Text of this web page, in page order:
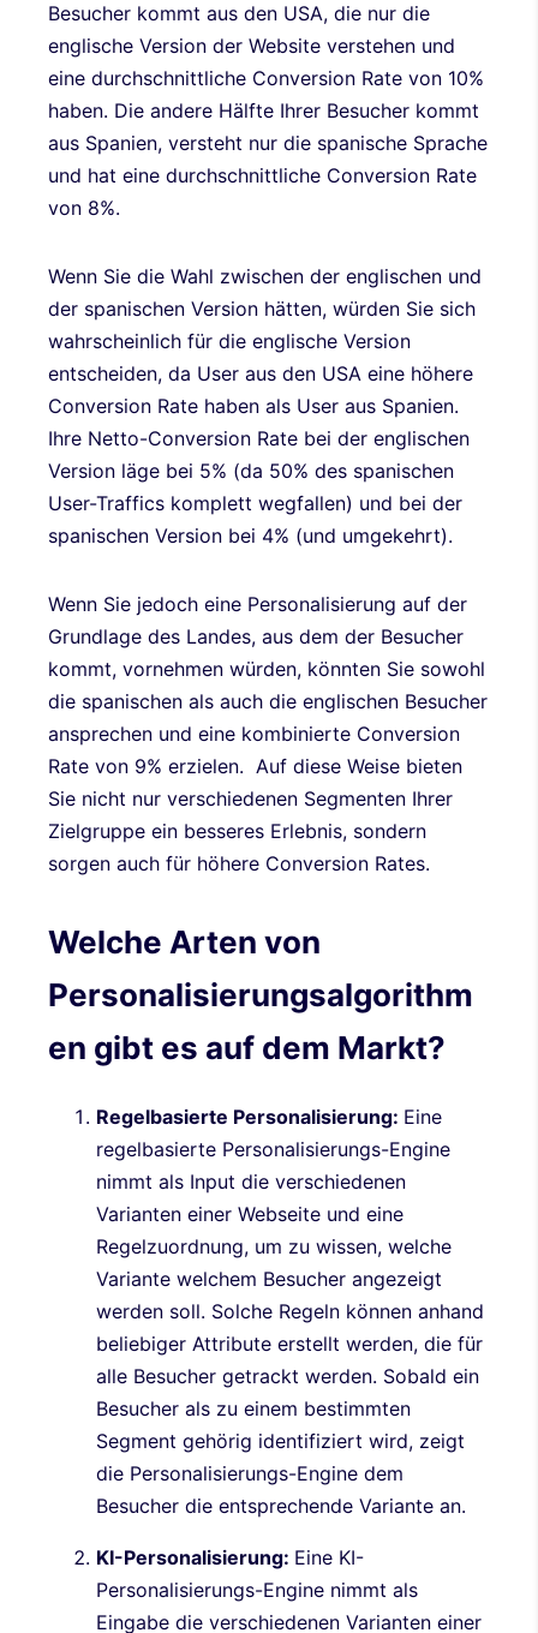
Besucher kommt aus den USA, die nur die
englische Version der Website verstehen und
eine durchschnittliche Conversion Rate von 10%
haben. Die andere Hälfte Ihrer Besucher kommt
aus Spanien, versteht nur die spanische Sprache
und hat eine durchschnittliche Conversion Rate
von 8%.
Wenn Sie die Wahl zwischen der englischen und
der spanischen Version hätten, würden Sie sich
wahrscheinlich für die englische Version
entscheiden, da User aus den USA eine höhere
Conversion Rate haben als User aus Spanien.
Ihre Netto-Conversion Rate bei der englischen
Version läge bei 5% (da 50% des spanischen
User-Traffics komplett wegfallen) und bei der
spanischen Version bei 4% (und umgekehrt).
Wenn Sie jedoch eine Personalisierung auf der
Grundlage des Landes, aus dem der Besucher
kommt, vornehmen würden, könnten Sie sowohl
die spanischen als auch die englischen Besucher
ansprechen und eine kombinierte Conversion
Rate von 9% erzielen. Auf diese Weise bieten
Sie nicht nur verschiedenen Segmenten Ihrer
Zielgruppe ein besseres Erlebnis, sondern
sorgen auch für höhere Conversion Rates.
Welche Arten von
Personalisierungsalgorithm
en gibt es auf dem Markt?
Regelbasierte Personalisierung: Eine
regelbasierte Personalisierungs-Engine
nimmt als Input die verschiedenen
Varianten einer Webseite und eine
Regelzuordnung, um zu wissen, welche
Variante welchem Besucher angezeigt
werden soll. Solche Regeln können anhand
beliebiger Attribute erstellt werden, die für
alle Besucher getrackt werden. Sobald ein
Besucher als zu einem bestimmten
Segment gehörig identifiziert wird, zeigt
die Personalisierungs-Engine dem
Besucher die entsprechende Variante an.
KI-Personalisierung: Eine KI-
Personalisierungs-Engine nimmt als
Eingabe die verschiedenen Varianten einer